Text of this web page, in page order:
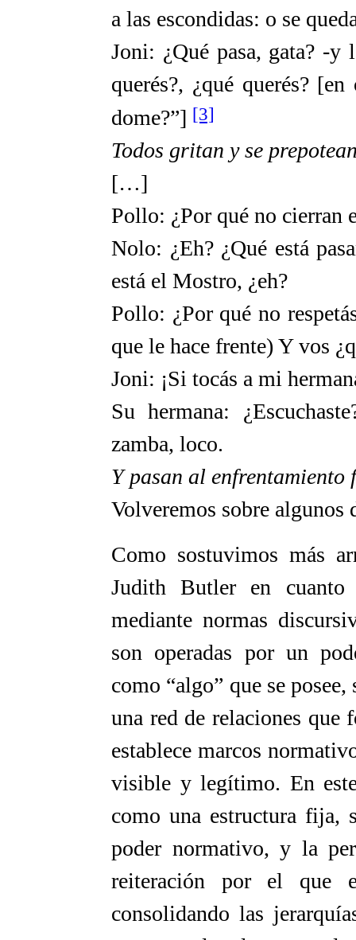
a las escondidas: o se
Joni: ¿Qué pasa, gata? -y
querés?, ¿qué querés?
dome?”] [3]
Todos gritan y se
[…]
Pollo: ¿Por qué no cierran
Nolo: ¿Eh? ¿Qué está
está el Mostro, ¿eh?
Pollo: ¿Por qué no
que le hace frente) Y vos
Joni: ¡Si tocás a mi
Su hermana:
zamba, loco.
Y pasan al
Volveremos sobre algunos
Como sostuvimos más
Judith Butler en
mediante normas
son operadas por un
como “algo” que se
una red de relaciones que
establece marcos
visible y legítimo. En
como una estructura fija,
poder normativo, y la
reiteración por el que
consolidando las